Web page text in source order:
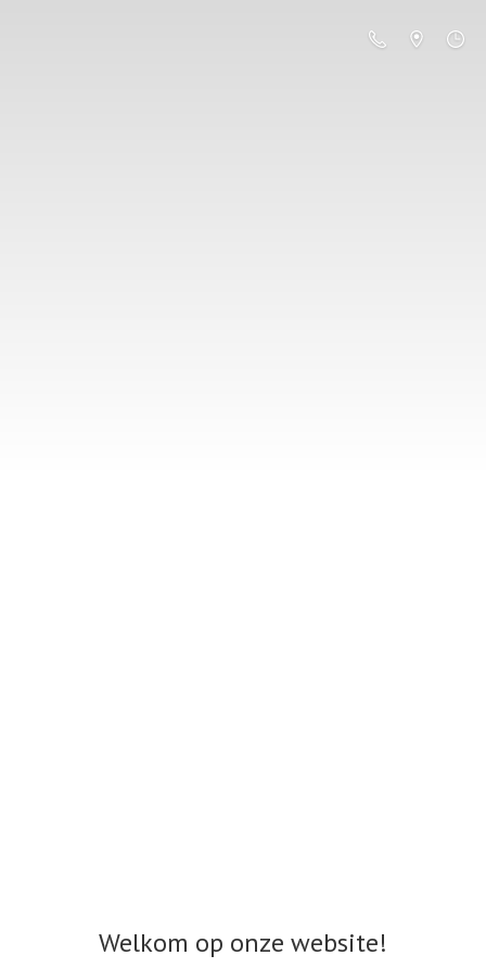
Welkom op onze website!